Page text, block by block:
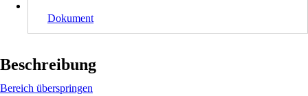
Dokument
Beschreibung
Bereich überspringen